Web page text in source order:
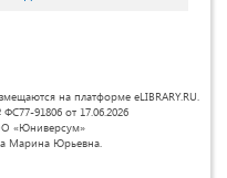
на платформе eLIBRARY.RU.
91806 от 17.06.2026
«Юниверсум»
Марина Юрьевна.